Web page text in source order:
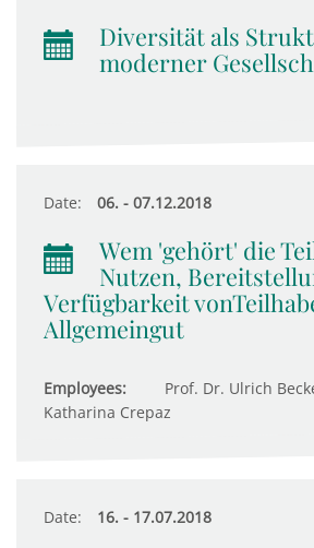
Diversität als
moderner
Date: 06. - 07.12.2018
Wem 'gehört' die
Nutzen,
Verfügbarkeit
Allgemeingut
Employees:
Prof. Dr. Ulrich
Katharina Crepaz
Date: 16. - 17.07.2018